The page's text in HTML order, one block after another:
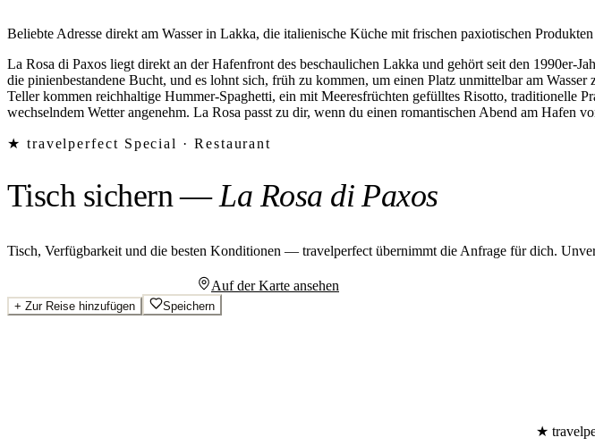
Beliebte Adresse direkt am Wasser in Lakka, die italienische Küche mit frischen paxiotischen
La Rosa di Paxos liegt direkt an der Hafenfront des beschaulichen Lakka und gehört seit den 1990er-
die pinienbestandene Bucht, und es lohnt sich, früh zu kommen, um einen Platz unmittelbar am
Teller kommen reichhaltige Hummer-Spaghetti, ein mit Meeresfrüchten gefülltes Risotto, traditionelle
wechselndem Wetter angenehm. La Rosa passt zu dir, wenn du einen romantischen Abend am Hafen
★ travelperfect Special · Restaurant
Tisch sichern—La Rosa di Paxos
Tisch, Verfügbarkeit und die besten Konditionen — travelperfect übernimmt die Anfrage für dich.
Auf der Karte ansehen
+ Zur Reise hinzufügen Speichern
★